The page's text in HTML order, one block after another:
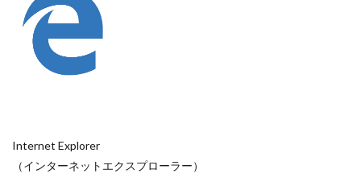
Internet Explorer
（インターネットエクスプローラー）